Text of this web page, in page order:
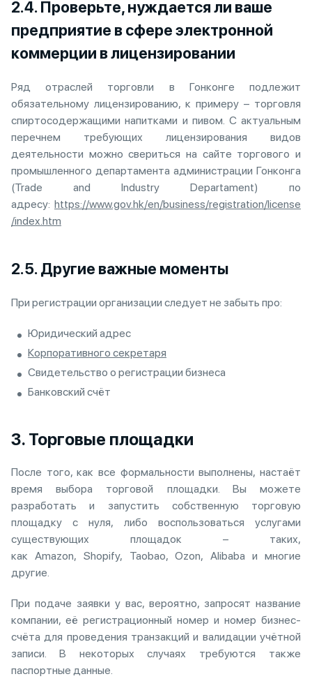
2.4. Проверьте, нуждается ли ваше
предприятие в сфере электронной
коммерции в лицензировании
Ряд отраслей торговли в Гонконге подлежит
обязательному лицензированию, к примеру – торговля
спиртосодержащими напитками и пивом. С актуальным
перечнем требующих лицензирования видов
деятельности можно свериться на сайте торгового и
промышленного департамента администрации Гонконга
(Trade and Industry Departament) по
адресу: https://www.gov.hk/en/business/registration/license
/index.htm
2.5. Другие важные моменты
При регистрации организации следует не забыть про:
Юридический адрес
Корпоративного секретаря
Свидетельство о регистрации бизнеса
Банковский счёт
3. Торговые площадки
После того, как все формальности выполнены, настаёт
время выбора торговой площадки. Вы можете
разработать и запустить собственную торговую
площадку с нуля, либо воспользоваться услугами
существующих площадок – таких,
как Amazon, Shopify, Taobao, Ozon, Alibaba и многие
другие.
При подаче заявки у вас, вероятно, запросят название
компании, её регистрационный номер и номер бизнес-
счёта для проведения транзакций и валидации учётной
записи. В некоторых случаях требуются также
паспортные данные.